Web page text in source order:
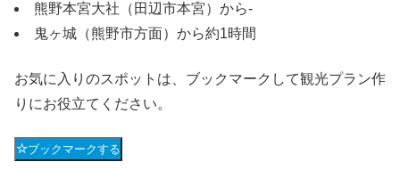
熊野本宮大社（田辺市本宮）から-
鬼ヶ城（熊野市方面）から約1時間
お気に入りのスポットは、ブックマークして観光プラン作
りにお役立てください。
ブックマークする